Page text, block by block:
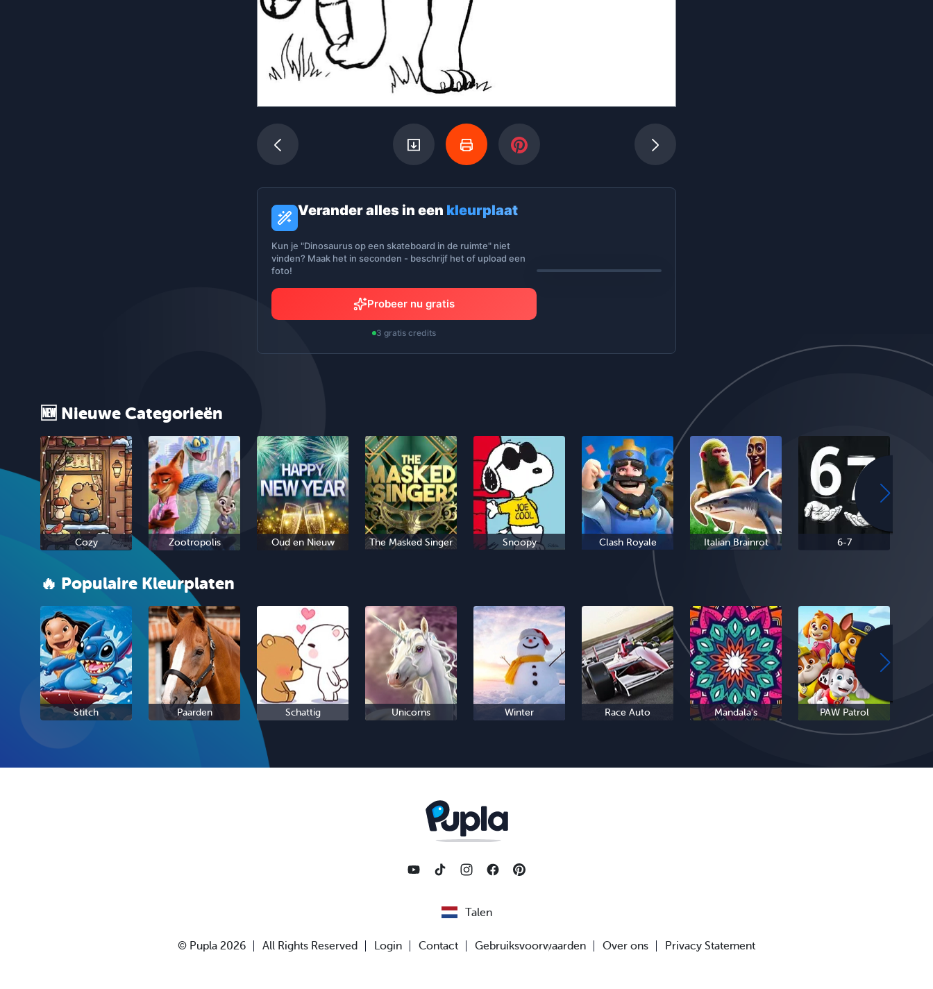
Verander alles in een kleurplaat
Kun je "Dinosaurus op een skateboard in de ruimte" niet
vinden? Maak het in seconden - beschrijf het of upload een
foto!
Probeer nu gratis
3 gratis credits
🆕 Nieuwe Categorieën
Cozy Zootropolis Oud en Nieuw The Masked Singer Snoopy Clash Royale Italian Brainrot 6-7
🔥 Populaire Kleurplaten
Stitch Paarden Schattig Unicorns Winter Race Auto Mandala's PAW Patrol
Talen
© Pupla 2026 All Rights Reserved Login Contact Gebruiksvoorwaarden Over ons Privacy Statement